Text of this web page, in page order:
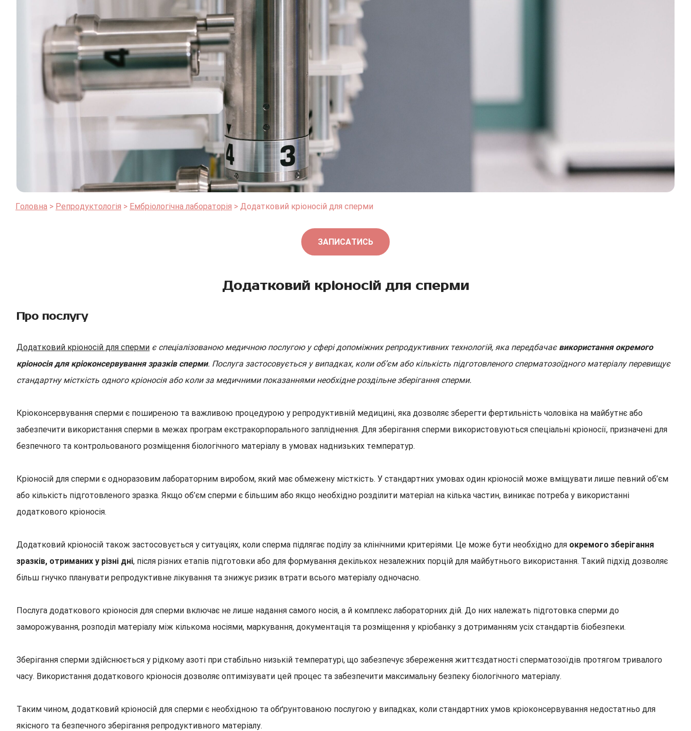
Головна Репродуктологія Ембріологічна лабораторія Додатковий кріоносій для сперми
ЗАПИСАТИСЬ
Додатковий кріоносій для сперми
Про послугу
Додатковий кріоносій для сперми є спеціалізованою медичною послугою у сфері допоміжних репродуктивних технологій, яка передбачає використання окремого
кріоносія для кріоконсервування зразків сперми. Послуга застосовується у випадках, коли об’єм або кількість підготовленого сперматозоїдного матеріалу перевищує
стандартну місткість одного кріоносія або коли за медичними показаннями необхідне роздільне зберігання сперми.
Кріоконсервування сперми є поширеною та важливою процедурою у репродуктивній медицині, яка дозволяє зберегти фертильність чоловіка на майбутнє або
забезпечити використання сперми в межах програм екстракорпорального запліднення. Для зберігання сперми використовуються спеціальні кріоносії, призначені для
безпечного та контрольованого розміщення біологічного матеріалу в умовах наднизьких температур.
Кріоносій для сперми є одноразовим лабораторним виробом, який має обмежену місткість. У стандартних умовах один кріоносій може вміщувати лише певний об’єм
або кількість підготовленого зразка. Якщо об’єм сперми є більшим або якщо необхідно розділити матеріал на кілька частин, виникає потреба у використанні
додаткового кріоносія.
Додатковий кріоносій також застосовується у ситуаціях, коли сперма підлягає поділу за клінічними критеріями. Це може бути необхідно для окремого зберігання
зразків, отриманих у різні дні, після різних етапів підготовки або для формування декількох незалежних порцій для майбутнього використання. Такий підхід дозволяє
більш гнучко планувати репродуктивне лікування та знижує ризик втрати всього матеріалу одночасно.
Послуга додаткового кріоносія для сперми включає не лише надання самого носія, а й комплекс лабораторних дій. До них належать підготовка сперми до
заморожування, розподіл матеріалу між кількома носіями, маркування, документація та розміщення у кріобанку з дотриманням усіх стандартів біобезпеки.
Зберігання сперми здійснюється у рідкому азоті при стабільно низькій температурі, що забезпечує збереження життєздатності сперматозоїдів протягом тривалого
часу. Використання додаткового кріоносія дозволяє оптимізувати цей процес та забезпечити максимальну безпеку біологічного матеріалу.
Таким чином, додатковий кріоносій для сперми є необхідною та обґрунтованою послугою у випадках, коли стандартних умов кріоконсервування недостатньо для
якісного та безпечного зберігання репродуктивного матеріалу.